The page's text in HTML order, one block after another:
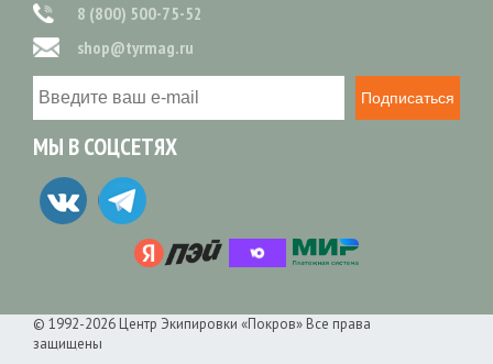
8 (800) 500-75-52
shop@tyrmag.ru
Подписаться
МЫ В СОЦСЕТЯХ
© 1992-2026 Центр Экипировки «Покров» Все права
защищены